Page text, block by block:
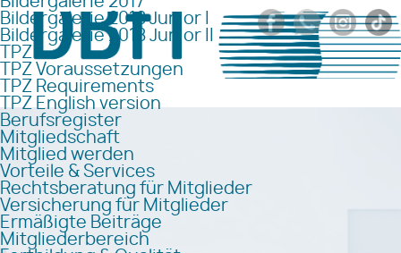
Bildergalerie 2018 Junior I
Bildergalerie 2018 Junior II
TPZ
TPZ Voraussetzungen
TPZ Requirements
TPZ English version
Berufsregister
Mitgliedschaft
Mitglied werden
Vorteile & Services
Rechtsberatung für Mitglieder
Versicherung für Mitglieder
Ermäßigte Beiträge
Mitgliederbereich